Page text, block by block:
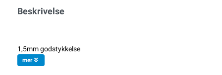
Beskrivelse
1,5mm godstykkelse
mer